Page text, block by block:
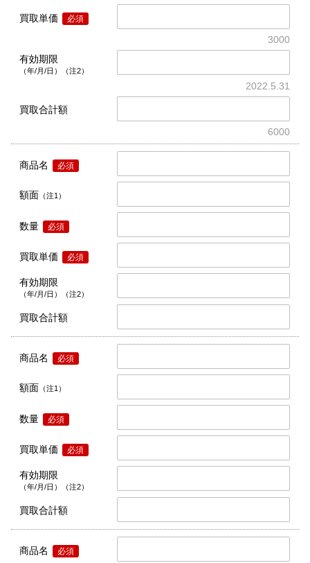
買取単価 必須
3000
有効期限
（年/月/日）（注2）
2022.5.31
買取合計額
6000
商品名 必須
額面 （注1）
数量 必須
買取単価 必須
有効期限
（年/月/日）（注2）
買取合計額
商品名 必須
額面 （注1）
数量 必須
買取単価 必須
有効期限
（年/月/日）（注2）
買取合計額
商品名 必須